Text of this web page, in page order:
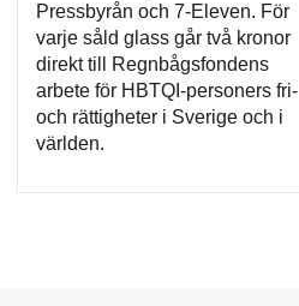
Pressbyrån och 7-Eleven. För
varje såld glass går två kronor
direkt till Regnbågsfondens
arbete för HBTQI-personers fri-
och rättigheter i Sverige och i
världen.